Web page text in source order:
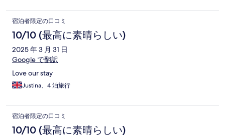
宿泊者限定の口コミ
10/10 (最高に素晴らしい)
2025 年 3 月 31 日
Google で翻訳
Love our stay
Justina、4 泊旅行
宿泊者限定の口コミ
10/10 (最高に素晴らしい)